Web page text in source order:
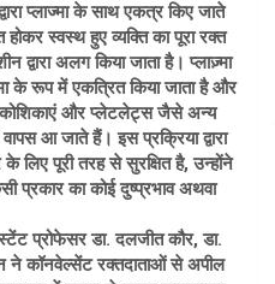
प्लाज्मा के साथ एकत्र किए जाते
स्वस्थ हुए व्यक्ति का पूरा रक्त
द्वारा अलग किया जाता है। प्लाज़्मा
के रूप में एकत्रित किया जाता है और
कोशिकाएं और प्लेटलेट्स जैसे अन्य
आ जाते हैं। इस प्रक्रिया द्वारा
के लिए पूरी तरह से सुरक्षित है, उन्होंने
प्रकार का कोई दुष्प्रभाव अथवा
प्रोफेसर डा. दलजीत कौर, डा.
ने कॉनवेल्सेंट रक्तदाताओं से अपील